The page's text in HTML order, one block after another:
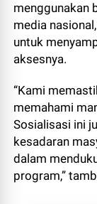
menggunakan
media
untuk
aksesnya.
“Kami
memahami
Sosialisasi ini
kesadaran
dalam
program,”